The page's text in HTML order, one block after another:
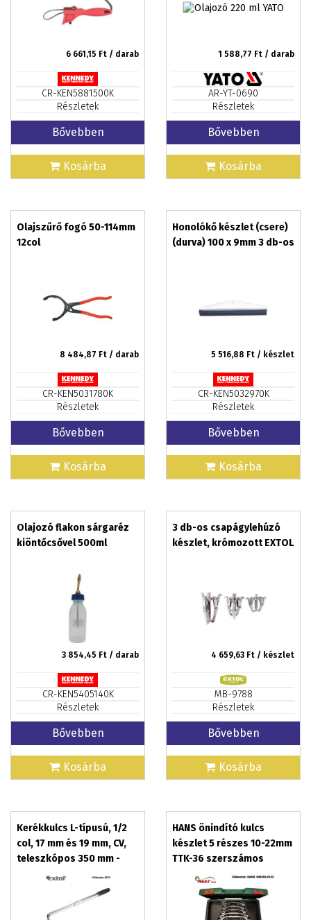
6 661,15 Ft / darab
CR-KEN5881500K
Részletek
Bővebben
Kosárba
1 588,77 Ft / darab
AR-YT-0690
Részletek
Bővebben
Kosárba
Olajszűrő fogó 50-114mm
12col
8 484,87 Ft / darab
CR-KEN5031780K
Részletek
Bővebben
Kosárba
Honolókő készlet (csere)
(durva) 100 x 9mm 3 db-os
5 516,88 Ft / készlet
CR-KEN5032970K
Részletek
Bővebben
Kosárba
Olajozó flakon sárgaréz
kiöntőcsővel 500ml
3 854,45 Ft / darab
CR-KEN5405140K
Részletek
Bővebben
Kosárba
3 db-os csapágylehúzó
készlet, krómozott EXTOL
4 659,63 Ft / készlet
MB-9788
Részletek
Bővebben
Kosárba
Kerékkulcs L-típusú, 1/2
col, 17 mm és 19 mm, CV,
teleszkópos 350 mm -
530 mm
HANS önindító kulcs
készlet 5 részes 10-22mm
TTK-36 szerszámos
ládában